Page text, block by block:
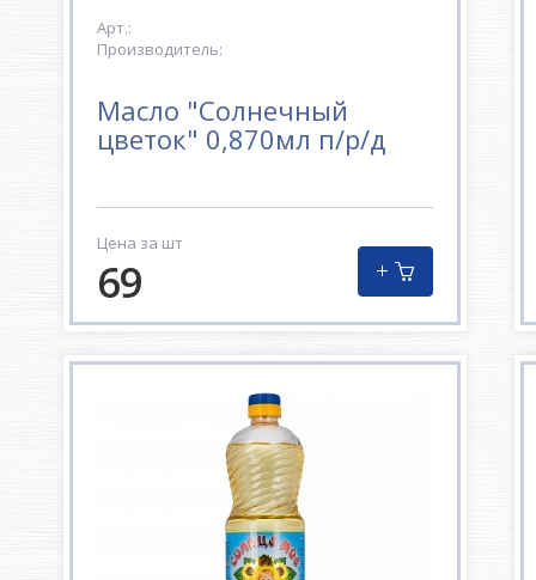
Арт.:
Производитель:
Масло "Солнечный
цветок" 0,870мл п/р/д
Цена за шт
69